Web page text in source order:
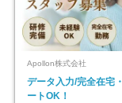
Apollon株式会社
データ入力/完全在宅
ートOK！